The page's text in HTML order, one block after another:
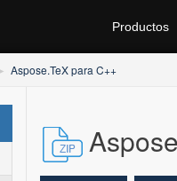
Productos
Aspose.TeX para C++